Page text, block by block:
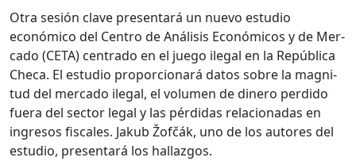
Otra sesión clave pre­sen­tará un nue­vo estu­dio
económi­co del Cen­tro de Análi­sis Económi­cos y de Mer­
ca­do (CETA) cen­tra­do en el juego ile­gal en la Repúbli­ca
Checa. El estu­dio pro­por­cionará datos sobre la mag­ni­
tud del mer­ca­do ile­gal, el vol­u­men de dinero per­di­do
fuera del sec­tor legal y las pér­di­das rela­cionadas en
ingre­sos fis­cales. Jakub Žofčák, uno de los autores del
estu­dio, pre­sen­tará los hal­laz­gos.